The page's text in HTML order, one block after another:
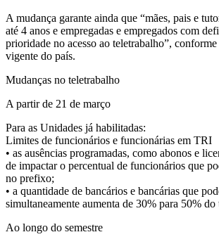
A mudança garante ainda que “mães, pais e
até 4 anos e empregadas e empregados com
prioridade no acesso ao teletrabalho”,
vigente do país.
Mudanças no teletrabalho
A partir de 21 de março
Para as Unidades já habilitadas:
Limites de funcionários e funcionárias em TRI
• as ausências programadas, como abonos e
de impactar o percentual de funcionários que
no prefixo;
• a quantidade de bancários e bancárias que
simultaneamente aumenta de 30% para 50% do
Ao longo do semestre